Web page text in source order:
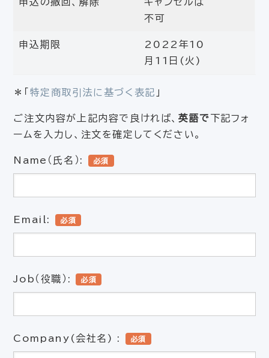
不可
申込期限
2022年10
月11日(火)
＊「 特定商取引法に基づく表記 」
ご注文内容が上記内容で良ければ、英語で下記フォ
ームを入力し、注文を確定してください。
Name（氏名）: 必須
Email: 必須
Job（役職）: 必須
Company(会社名) : 必須